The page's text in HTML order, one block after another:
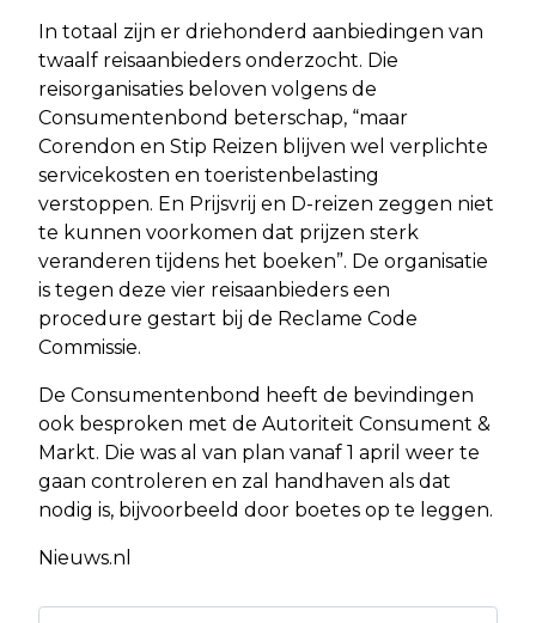
In totaal zijn er driehonderd aanbiedingen van
twaalf reisaanbieders onderzocht. Die
reisorganisaties beloven volgens de
Consumentenbond beterschap, “maar
Corendon en Stip Reizen blijven wel verplichte
servicekosten en toeristenbelasting
verstoppen. En Prijsvrij en D-reizen zeggen niet
te kunnen voorkomen dat prijzen sterk
veranderen tijdens het boeken”. De organisatie
is tegen deze vier reisaanbieders een
procedure gestart bij de Reclame Code
Commissie.
De Consumentenbond heeft de bevindingen
ook besproken met de Autoriteit Consument &
Markt. Die was al van plan vanaf 1 april weer te
gaan controleren en zal handhaven als dat
nodig is, bijvoorbeeld door boetes op te leggen.
Nieuws.nl